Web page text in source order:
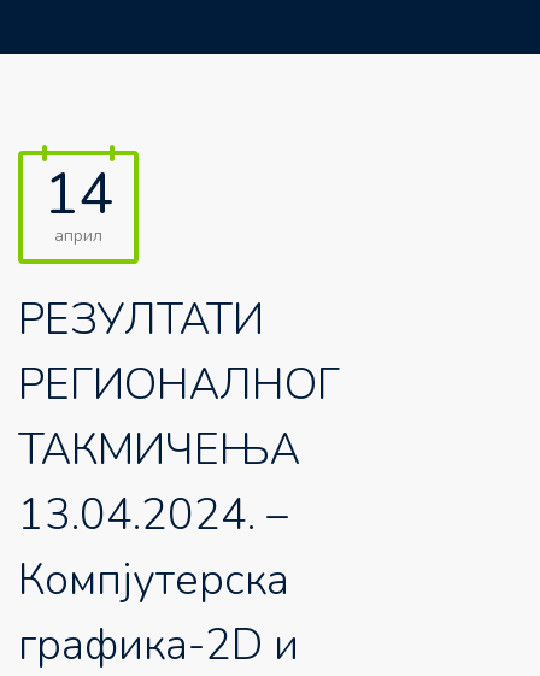
14
април
РЕЗУЛТАТИ
РЕГИОНАЛНОГ
ТАКМИЧЕЊА
13.04.2024. –
Компјутерска
графика-2D и